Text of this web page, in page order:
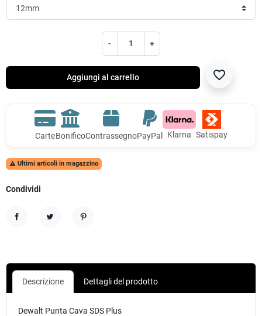
- +
Aggiungi al carrello favorite_border
CarteBonificoContrassegnoPayPal Klarna Satispay
 Ultimi articoli in magazzino
Condividi
Descrizione Dettagli del prodotto
Dewalt Punta Cava SDS Plus